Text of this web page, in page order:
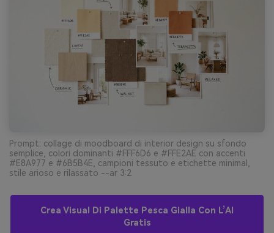
Prompt: collage di moodboard di interior design su sfondo
semplice, colori dominanti #FFF6D6 e #FFE2AE con accenti
#E8A977 e #6B5B4E, campioni tessuto e etichette minimal,
stile arioso e rilassato --ar 3:2
Crea Visual Di Palette Pesca Gialla Con L’AI
Gratis